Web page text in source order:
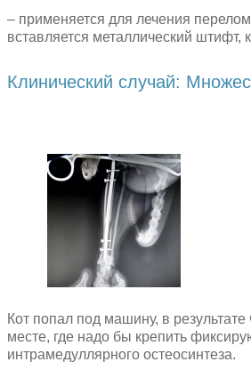
– применяется для лечения
вставляется металлический штифт,
Клинический случай:
Кот попал под машину, в
месте, где надо бы крепить
интрамедуллярного остеосинтеза.